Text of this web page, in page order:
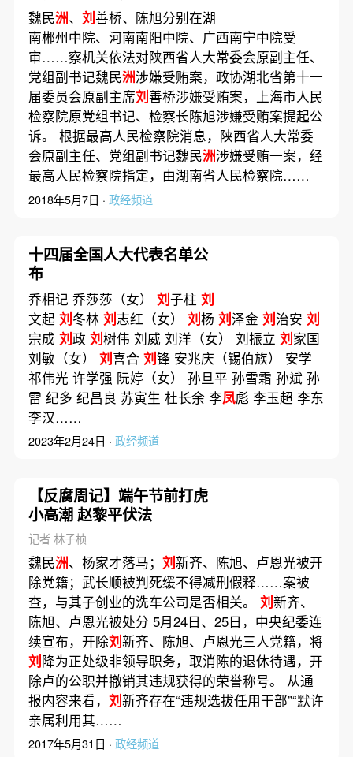
魏民洲、 刘善桥、陈旭分别在湖
南郴州中院、河南南阳中院、广西南宁中院受
审……察机关依法对陕西省人大常委会原副主任、
党组副书记魏民洲涉嫌受贿案，政协湖北省第十一
届委员会原副主席刘善桥涉嫌受贿案，上海市人民
检察院原党组书记、检察长陈旭涉嫌受贿案提起公
诉。 根据最高人民检察院消息，陕西省人大常委
会原副主任、党组副书记魏民洲涉嫌受贿一案，经
最高人民检察院指定，由湖南省人民检察院……
2018年5月7日 · 政经频道
十四届全国人大代表名单公
布
乔相记 乔莎莎（女） 刘子柱 刘
文起 刘冬林 刘志红（女） 刘杨 刘泽金 刘治安 刘
宗成 刘政 刘树伟 刘威 刘洋（女） 刘振立 刘家国
刘敏（女） 刘喜合 刘锋 安兆庆（锡伯族） 安学
祁伟光 许学强 阮婷（女） 孙旦平 孙雪霜 孙斌 孙
雷 纪多 纪昌良 苏寅生 杜长余 李凤彪 李玉超 李东
李汉……
2023年2月24日 · 政经频道
【反腐周记】端午节前打虎
小高潮 赵黎平伏法
记者 林子桢
魏民洲、杨家才落马； 刘新齐、陈旭、卢恩光被开
除党籍；武长顺被判死缓不得减刑假释……案被
查，与其子创业的洗车公司是否相关。 刘新齐、
陈旭、卢恩光被处分 5月24日、25日，中央纪委连
续宣布，开除刘新齐、陈旭、卢恩光三人党籍，将
刘降为正处级非领导职务，取消陈的退休待遇，开
除卢的公职并撤销其违规获得的荣誉称号。 从通
报内容来看， 刘新齐存在“违规选拔任用干部”“默许
亲属利用其……
2017年5月31日 · 政经频道